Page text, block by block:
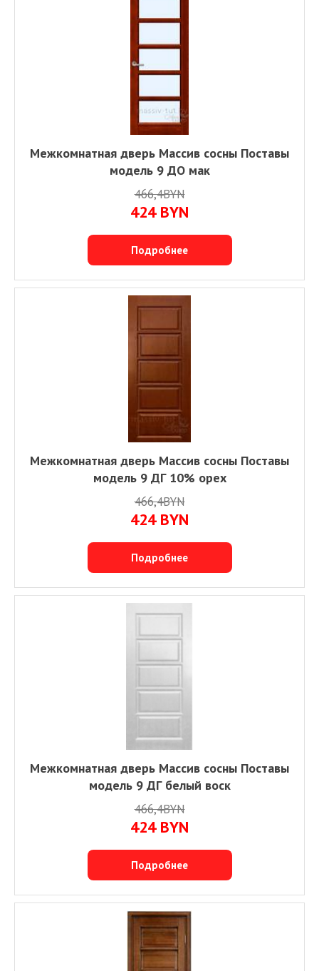
Межкомнатная дверь Массив сосны Поставы
модель 9 ДО мак
466,4BYN
424 BYN
Подробнее
Межкомнатная дверь Массив сосны Поставы
модель 9 ДГ 10% орех
466,4BYN
424 BYN
Подробнее
Межкомнатная дверь Массив сосны Поставы
модель 9 ДГ белый воск
466,4BYN
424 BYN
Подробнее